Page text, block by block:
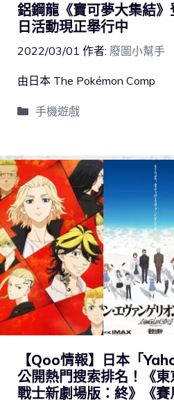
鋁鋼龍《寶可夢大集結
日活動現正舉行中
2022/03/01 作者: 廢圖小幫手
由日本 The Pokémon Comp
手機遊戲
【Qoo情報】日本「
公開熱門搜索排名！《
戰士新劇場版：終》《賽